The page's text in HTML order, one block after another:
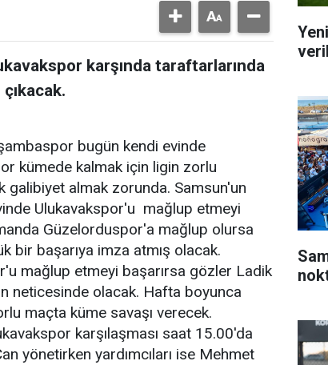
karşında taraftarlarında
bugün kendi evinde
kümede kalmak için ligin zorlu
galibiyet almak zorunda. Samsun'un
Ulukavakspor'u mağlup etmeyi
Güzelorduspor'a mağlup olursa
bir başarıya imza atmış olacak.
mağlup etmeyi başarırsa gözler Ladik
neticesinde olacak. Hafta boyunca
maçta küme savaşı verecek.
karşılaşması saat 15.00'da
yönetirken yardımcıları ise Mehmet